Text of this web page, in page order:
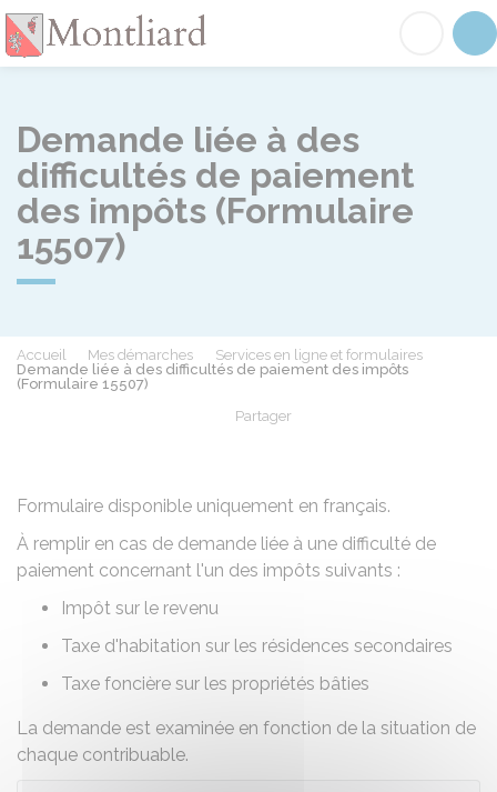
Demande liée à des
difficultés de paiement
des impôts (Formulaire
15507)
Accueil Mes démarches
Services en ligne et formulaires
Demande liée à des difficultés de paiement des impôts
(Formulaire 15507)
Partager
Formulaire disponible uniquement en français.
À remplir en cas de demande liée à une difficulté de
paiement concernant l'un des impôts suivants :
Impôt sur le revenu
Taxe d'habitation sur les résidences secondaires
Taxe foncière sur les propriétés bâties
La demande est examinée en fonction de la situation de
chaque contribuable.